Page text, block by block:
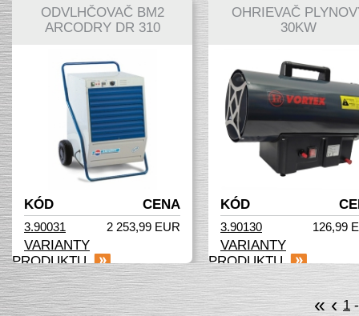
ODVLHČOVAČ BM2
ARCODRY DR 310
KÓD CENA
3.90031 2 253,99 EUR
VARIANTY
PRODUKTU
OHRIEVAČ
30KW
KÓD
3.90130 126,99
VARIANTY
PRODUKTU
«‹ 1